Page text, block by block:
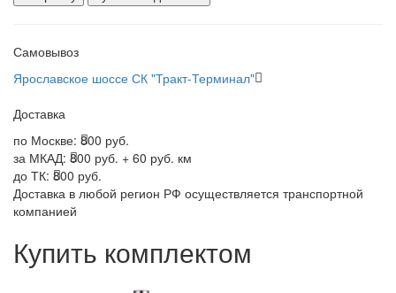
Самовывоз
Ярославское шоссе СК "Тракт-Терминал"
Доставка
по Москве: 800 руб.
за МКАД: 800 руб. + 60 руб. км
до ТК: 800 руб.
Доставка в любой регион РФ осуществляется транспортной
компанией
Купить комплектом